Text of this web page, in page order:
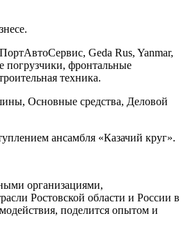
Geda Rus, Yanmar,
погрузчики, фронтальные
техника.
Основные средства, Деловой
ансамбля «Казачий круг».
организациями,
Ростовской области и России в
поделится опытом и